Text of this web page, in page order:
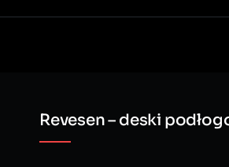
Revesen – deski